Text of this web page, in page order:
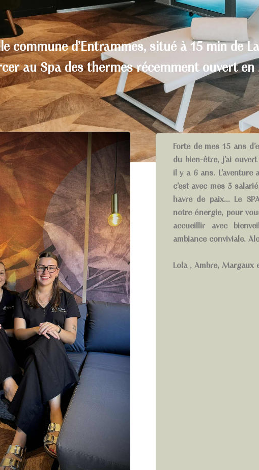
commune d’Entrammes, situé à 15 min de
au Spa des thermes récemment ouvert
Forte de mes 15 ans
du bien-être, j’ai
il y a 6 ans.
c’est avec mes 3
havre de paix… Le
notre énergie, pour
accueillir avec
ambiance conviviale.
Lola , Ambre, Margaux